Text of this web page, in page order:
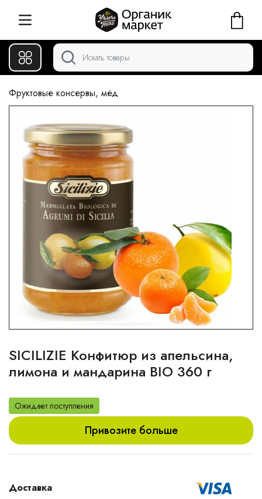
Фруктовые консервы, мёд
SICILIZIE Конфитюр из апельсина,
лимона и мандарина BIO 360 г
Ожидает поступления
Привозите больше
Доставка